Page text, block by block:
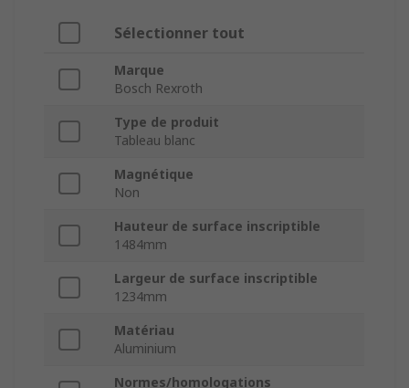
Sélectionner tout
Marque
Bosch Rexroth
Type de produit
Tableau blanc
Magnétique
Non
Hauteur de surface inscriptible
1484mm
Largeur de surface inscriptible
1234mm
Matériau
Aluminium
Normes/homologations